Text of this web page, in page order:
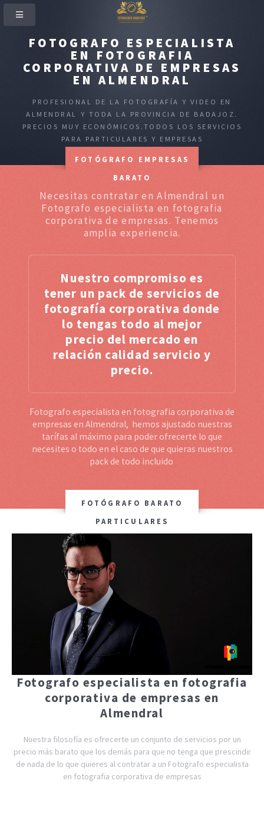
FOTOGRAFO ESPECIALISTA
EN FOTOGRAFIA
CORPORATIVA DE EMPRESAS
EN ALMENDRAL
PROFESIONAL DE LA FOTOGRAFÍA Y VIDEO EN
ALMENDRAL Y TODA LA PROVINCIA DE BADAJOZ.
PRECIOS MUY ECONÓMICOS.TODOS LOS SERVICIOS
PARA PARTICULARES Y EMPRESAS
FOTÓGRAFO EMPRESAS
BARATO
Necesitas contratar en Almendral un
Fotografo especialista en fotografia
corporativa de empresas. Tenemos
amplia experiencia.
Nuestro compromiso es
tener un pack de servicios de
fotografía corporativa donde
lo tengas todo al mejor
precio del mercado en
relación calidad servicio y
precio.
Fotografo especialista en fotografia corporativa de
empresas en Almendral, hemos ajustado nuestras
tarífas al máximo para poder ofrecerte lo que
necesites o todo en el caso de que quieras nuestros
pack de todo incluido
FOTÓGRAFO BARATO
PARTICULARES
Fotografo especialista en fotografia
corporativa de empresas en
Almendral
Nuestra filosofía es ofrecerte un conjunto de servicios por un
precio más barato que los demás para que no tenga que prescindir
de nada de lo que quieres al contratar a un Fotografo especialista
en fotografia corporativa de empresas